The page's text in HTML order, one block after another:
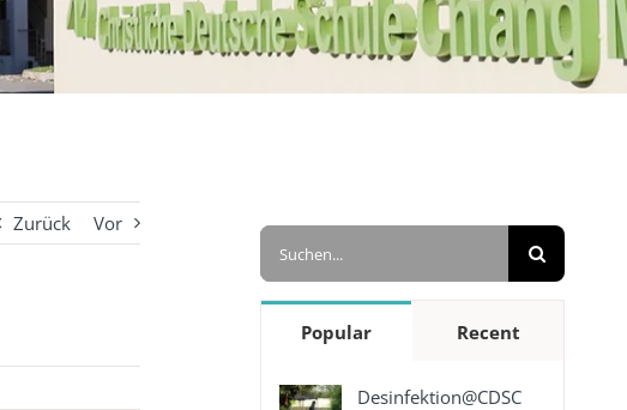
Zurück Vor
Suche
Popular Recent
Desinfektion@CDSC